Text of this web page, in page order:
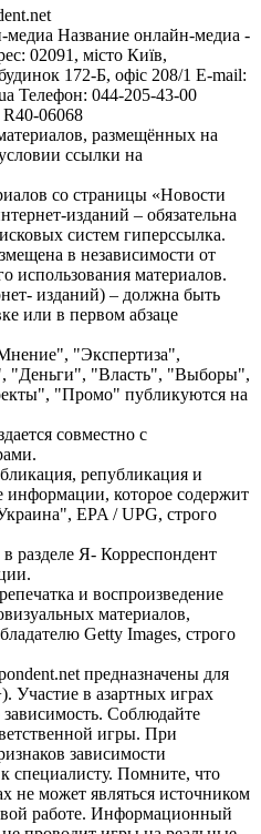
медиа Название онлайн-медиа -
02091, місто Київ,
172-Б, офіс 208/1 E-mail:
Телефон: 044-205-43-00
06068
размещённых на
ссылки на
со страницы «Новости
изданий – обязательна
систем гиперссылка.
в независимости от
использования материалов.
изданий) – должна быть
или в первом абзаце
"Экспертиза",
"Деньги", "Власть", "Выборы",
"Промо" публикуются на
совместно с
републикация и
информации, которое содержит
EPA / UPG, строго
разделе Я- Корреспондент
и воспроизведение
материалов,
Getty Images, строго
предназначены для
Участие в азартных играх
Соблюдайте
игры. При
зависимости
специалисту. Помните, что
не может являться источником
работе. Информационный